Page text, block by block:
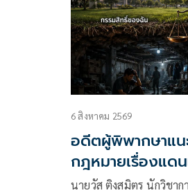
6 สิงหาคม 2569
อดีตผู้พิพากษาแน
กฎหมายเรื่องแด
สวรรค์ถึงนรก!
นายวัส ติงสมิตร นักวิชา